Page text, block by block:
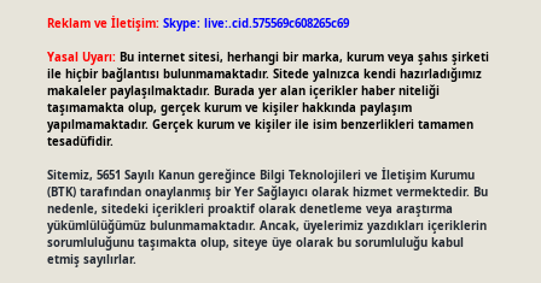
Reklam ve İletişim: Skype: live:.cid.575569c608265c69
Yasal Uyarı: Bu internet sitesi, herhangi bir marka, kurum veya şahıs şirketi
ile hiçbir bağlantısı bulunmamaktadır. Sitede yalnızca kendi hazırladığımız
makaleler paylaşılmaktadır. Burada yer alan içerikler haber niteliği
taşımamakta olup, gerçek kurum ve kişiler hakkında paylaşım
yapılmamaktadır. Gerçek kurum ve kişiler ile isim benzerlikleri tamamen
tesadüfidir.
Sitemiz, 5651 Sayılı Kanun gereğince Bilgi Teknolojileri ve İletişim Kurumu
(BTK) tarafından onaylanmış bir Yer Sağlayıcı olarak hizmet vermektedir. Bu
nedenle, sitedeki içerikleri proaktif olarak denetleme veya araştırma
yükümlülüğümüz bulunmamaktadır. Ancak, üyelerimiz yazdıkları içeriklerin
sorumluluğunu taşımakta olup, siteye üye olarak bu sorumluluğu kabul
etmiş sayılırlar.